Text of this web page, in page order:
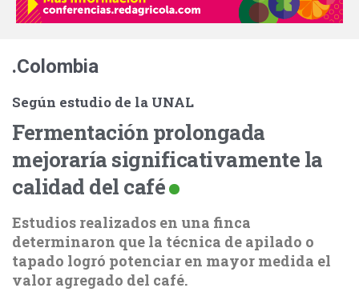
.Colombia
Según estudio de la UNAL
Fermentación prolongada
mejoraría significativamente la
calidad del café
Estudios realizados en una finca
determinaron que la técnica de apilado o
tapado logró potenciar en mayor medida el
valor agregado del café.